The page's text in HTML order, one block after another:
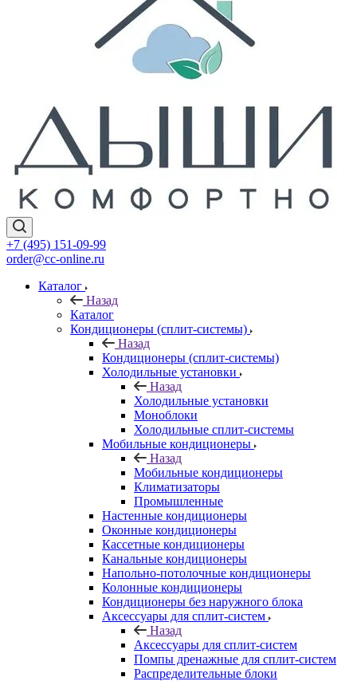
+7 (495) 151-09-99
order@cc-online.ru
Каталог
Назад
Каталог
Кондиционеры (сплит-системы)
Назад
Кондиционеры (сплит-системы)
Холодильные установки
Назад
Холодильные установки
Моноблоки
Холодильные сплит-системы
Мобильные кондиционеры
Назад
Мобильные кондиционеры
Климатизаторы
Промышленные
Настенные кондиционеры
Оконные кондиционеры
Кассетные кондиционеры
Канальные кондиционеры
Напольно-потолочные кондиционеры
Колонные кондиционеры
Кондиционеры без наружного блока
Аксессуары для сплит-систем
Назад
Аксессуары для сплит-систем
Помпы дренажные для сплит-систем
Распределительные блоки